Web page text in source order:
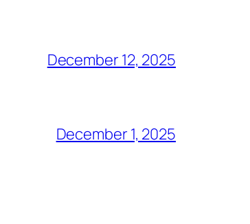
December 12, 2025
December 1, 2025